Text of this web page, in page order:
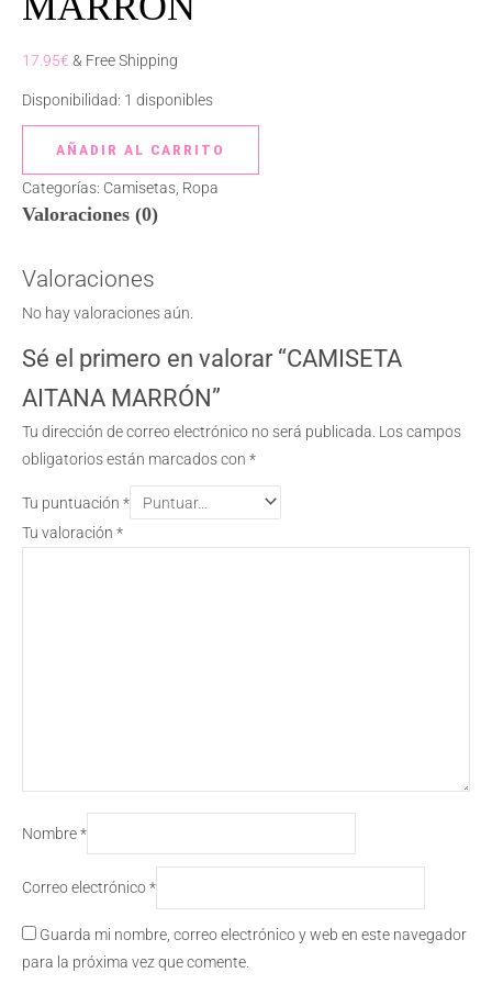
17.95€ & Free Shipping
Disponibilidad: 1 disponibles
AÑADIR AL CARRITO
Categorías: Camisetas, Ropa
Valoraciones (0)
Valoraciones
No hay valoraciones aún.
Sé el primero en valorar “CAMISETA
AITANA MARRÓN”
Tu dirección de correo electrónico no será publicada. Los campos
obligatorios están marcados con *
Tu puntuación *
Tu valoración *
Nombre*
Correo electrónico*
Guarda mi nombre, correo electrónico y web en este navegador
para la próxima vez que comente.